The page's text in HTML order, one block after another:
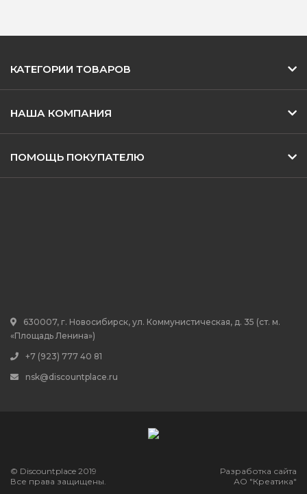
КАТЕГОРИИ ТОВАРОВ
НАША КОМПАНИЯ
ПОМОЩЬ ПОКУПАТЕЛЮ
630007, г. Новосибирск, ул. Коммунистическая, д. 35 (ст. м.
«Площадь Ленина»)
+7 (923) 777 40 81
nsk@discountplace.ru
© Discountplace 2019
Все права защищены.
Разработка сайта
АО "Креатика"